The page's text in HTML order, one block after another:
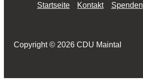
Startseite Kontakt Spenden
Copyright © 2026 CDU Maintal